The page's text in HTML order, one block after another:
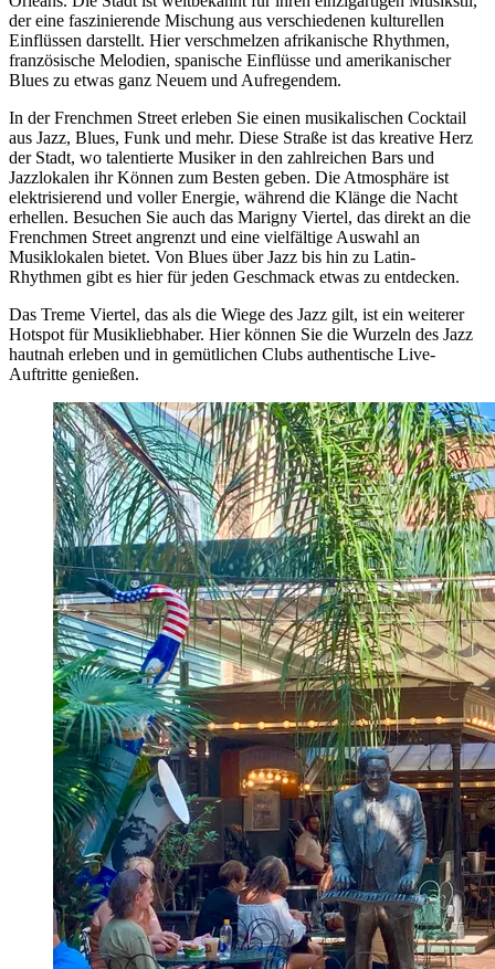
der eine faszinierende Mischung aus verschiedenen kulturellen
Einflüssen darstellt. Hier verschmelzen afrikanische Rhythmen,
französische Melodien, spanische Einflüsse und amerikanischer
Blues zu etwas ganz Neuem und Aufregendem.
In der Frenchmen Street erleben Sie einen musikalischen Cocktail
aus Jazz, Blues, Funk und mehr. Diese Straße ist das kreative Herz
der Stadt, wo talentierte Musiker in den zahlreichen Bars und
Jazzlokalen ihr Können zum Besten geben. Die Atmosphäre ist
elektrisierend und voller Energie, während die Klänge die Nacht
erhellen. Besuchen Sie auch das Marigny Viertel, das direkt an die
Frenchmen Street angrenzt und eine vielfältige Auswahl an
Musiklokalen bietet. Von Blues über Jazz bis hin zu Latin-
Rhythmen gibt es hier für jeden Geschmack etwas zu entdecken.
Das Treme Viertel, das als die Wiege des Jazz gilt, ist ein weiterer
Hotspot für Musikliebhaber. Hier können Sie die Wurzeln des Jazz
hautnah erleben und in gemütlichen Clubs authentische Live-
Auftritte genießen.